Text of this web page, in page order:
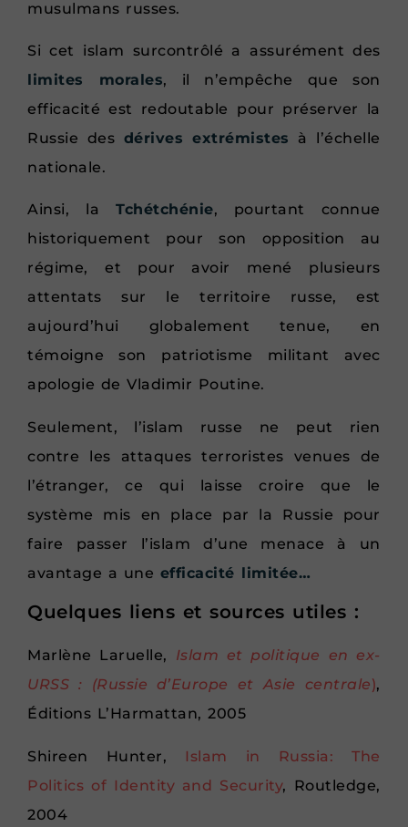
musulmans russes.
Si cet islam surcontrôlé a assurément des
limites morales, il n’empêche que son
efficacité est redoutable pour préserver la
Russie des dérives extrémistes
à l’échelle
nationale.
Ainsi, la Tchétchénie, pourtant connue
historiquement pour son opposition au
régime, et pour avoir mené plusieurs
attentats sur le territoire russe, est
aujourd’hui globalement tenue, en
témoigne son patriotisme militant avec
apologie de Vladimir Poutine.
Seulement, l’islam russe ne peut rien
contre les attaques terroristes venues de
l’étranger, ce qui laisse croire que le
système mis en place par la Russie pour
faire passer l’islam d’une menace à un
avantage a une efficacité limitée…
Quelques liens et sources utiles :
Marlène Laruelle, Islam et politique en ex-
URSS : (Russie d’Europe et Asie centrale),
Éditions L’Harmattan, 2005
Shireen Hunter, Islam in Russia: The
Politics of Identity and Security, Routledge,
2004